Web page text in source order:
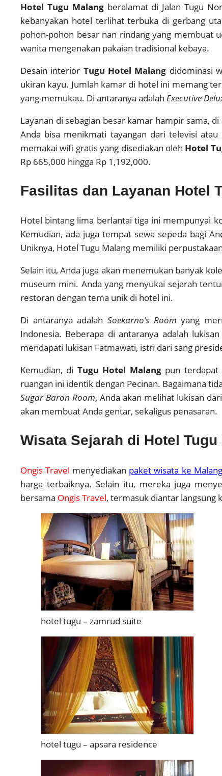
Hotel Tugu Malangberalamat di Jalan Tugu
kebanyakan hotel terlihat terbuka di gerbang
pohon-pohon besar nan rindang yang membuat
wanita mengenakan pakaian tradisional kebaya.
Desain interior Tugu Hotel Malang didominasi
ukiran kayu. Jumlah kamar di hotel ini memang
yang memukau. Di antaranya adalah Executive
Layanan di sebagian besar kamar hampir sama,
Anda bisa menikmati tayangan dari televisi
memakai wifi gratis yang disediakan oleh Hotel
Rp 665,000 hingga Rp 1,192,000.
Fasilitas dan Layanan Hotel
Hotel bintang lima berlantai tiga ini mempunyai
Kemudian, ada juga tempat sewa sepeda bagi
Uniknya, Hotel Tugu Malang memiliki
Selain itu, Anda juga akan menemukan banyak
museum mini. Anda yang menyukai sejarah
restoran dengan tema unik di hotel ini.
Di antaranya adalah Soekarno’s Roomyang
Indonesia. Beberapa di antaranya adalah
mendapati lukisan Fatmawati, istri dari sang
Kemudian, di Tugu Hotel Malangpun terdapat
ruangan ini identik dengan Pecinan. Bagaimana
Sugar Baron Room, Anda akan melihat lukisan
akan membuat Anda gentar, sekaligus penasaran.
Wisata Sejarah di Hotel Tugu
Ongis Travel menyediakan paket wisata ke Malang
harga terbaiknya. Selain itu, mereka juga
bersama Ongis Travel, termasuk diantar langsung
hotel tugu – zamrud suite
hotel tugu – apsara residence